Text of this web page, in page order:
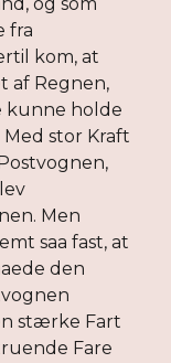
fra
kom, at
af Regnen,
kunne holde
stor Kraft
Men
saa fast, at
den
stærke Fart
Fare